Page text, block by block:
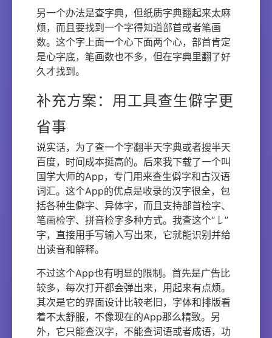
另一个办法是查字典，但纸质字典翻起来太麻
烦，而且要找到一个字得知道部首或者笔画
数。这个字上面一个心下面两个心，部首肯定
是心字底，笔画数也不多，但在字典里翻了好
久才找到。
补充方案：用工具查生僻字更
省事
说实话，为了查一个字翻半天字典或者搜半天
百度，时间成本挺高的。后来我下载了一个叫
国学大师的App，专门用来查生僻字和古汉语
词汇。这个App的优点是收录的汉字很全，包
括各种生僻字、异体字，而且支持部首检字、
笔画检字、拼音检字多种方式。我查这个“𠄌”
字，直接用手写输入写出来，它就能识别并给
出读音和解释。
不过这个App也有明显的限制。首先是广告比
较多，每次打开都会弹出来，用起来有点烦。
其次是它的界面设计比较老旧，字体和排版看
着不太舒服，不像现在的App那么精致。另
外，它只能查汉字，不能查词语或者成语，功